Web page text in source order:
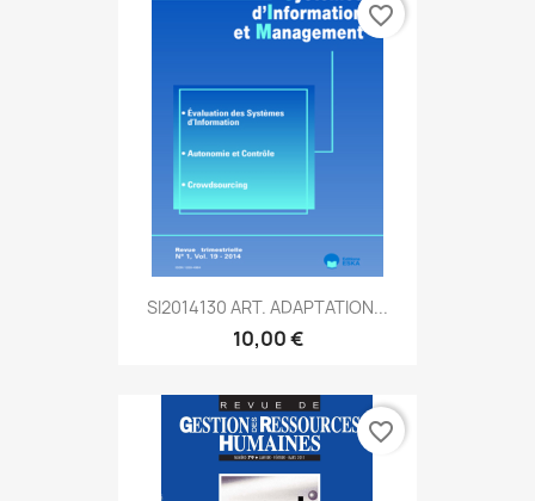
SI2014130 ART. ADAPTATION...
10,00 €
favorite_border
favorite_border